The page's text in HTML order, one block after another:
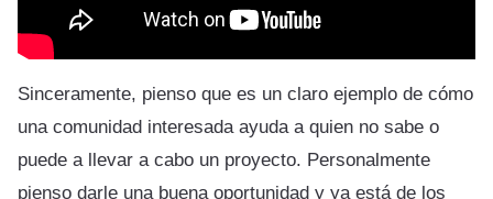
Sinceramente, pienso que es un claro ejemplo de cómo
una comunidad interesada ayuda a quien no sabe o
puede a llevar a cabo un proyecto. Personalmente
pienso darle una buena oportunidad y ya está de los